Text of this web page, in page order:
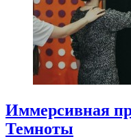
Иммерсивная
Темноты